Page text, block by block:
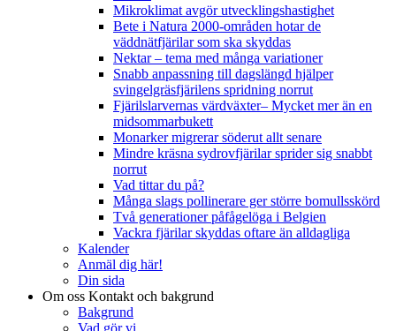
Mikroklimat avgör utvecklingshastighet
Bete i Natura 2000-områden hotar de
väddnätfjärilar som ska skyddas
Nektar – tema med många variationer
Snabb anpassning till dagslängd hjälper
svingelgräsfjärilens spridning norrut
Fjärilslarvernas värdväxter– Mycket mer än en
midsommarbukett
Monarker migrerar söderut allt senare
Mindre kräsna sydrovfjärilar sprider sig snabbt
norrut
Vad tittar du på?
Många slags pollinerare ger större bomullsskörd
Två generationer påfågelöga i Belgien
Vackra fjärilar skyddas oftare än alldagliga
Kalender
Anmäl dig här!
Din sida
Om oss Kontakt och bakgrund
Bakgrund
Vad gör vi